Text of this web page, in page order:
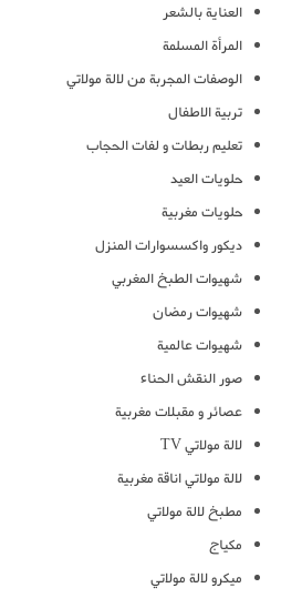
العناية بالشعر
المرأة المسلمة
الوصفات المجربة من لالة مولاتي
تربية الاطفال
تعليم ربطات و لفات الحجاب
حلويات العيد
حلويات مغربية
ديكور واكسسوارات المنزل
شهيوات الطبخ المغربي
شهيوات رمضان
شهيوات عالمية
صور النقش الحناء
عصائر و مقبلات مغربية
لالة مولاتي TV
لالة مولاتي اناقة مغربية
مطبخ لالة مولاتي
مكياج
ميكرو لالة مولاتي